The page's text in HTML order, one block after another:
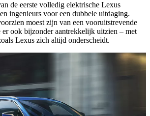
de eerste volledig elektrische Lexus
ingenieurs voor een dubbele uitdaging.
moest zijn van een vooruitstrevende
ook bijzonder aantrekkelijk uitzien – met
Lexus zich altijd onderscheidt.